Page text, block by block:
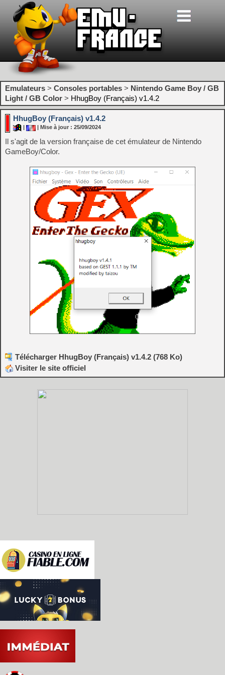
Emulateurs > Consoles portables > Nintendo Game Boy / GB
Light / GB Color > HhugBoy (Français) v1.4.2
HhugBoy (Français) v1.4.2
| Mise à jour : 25/09/2024
Il s'agit de la version française de cet émulateur de Nintendo
GameBoy/Color.
Télécharger HhugBoy (Français) v1.4.2 (768 Ko)
Visiter le site officiel